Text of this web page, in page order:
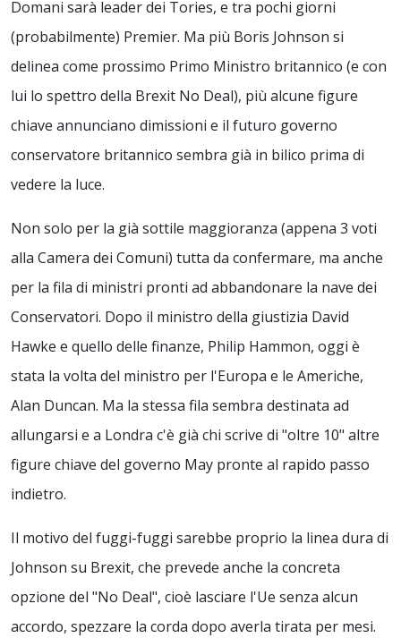
Domani sarà leader dei Tories, e tra pochi giorni
(probabilmente) Premier. Ma più Boris Johnson si
delinea come prossimo Primo Ministro britannico (e con
lui lo spettro della Brexit No Deal), più alcune figure
chiave annunciano dimissioni e il futuro governo
conservatore britannico sembra già in bilico prima di
vedere la luce.
Non solo per la già sottile maggioranza (appena 3 voti
alla Camera dei Comuni) tutta da confermare, ma anche
per la fila di ministri pronti ad abbandonare la nave dei
Conservatori. Dopo il ministro della giustizia David
Hawke e quello delle finanze, Philip Hammon, oggi è
stata la volta del ministro per l'Europa e le Americhe,
Alan Duncan. Ma la stessa fila sembra destinata ad
allungarsi e a Londra c'è già chi scrive di "oltre 10" altre
figure chiave del governo May pronte al rapido passo
indietro.
Il motivo del fuggi-fuggi sarebbe proprio la linea dura di
Johnson su Brexit, che prevede anche la concreta
opzione del "No Deal", cioè lasciare l'Ue senza alcun
accordo, spezzare la corda dopo averla tirata per mesi.